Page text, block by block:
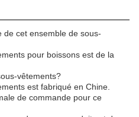
de cet ensemble de sous-
pour boissons est de la
vêtements?
est fabriqué en Chine.
de commande pour ce